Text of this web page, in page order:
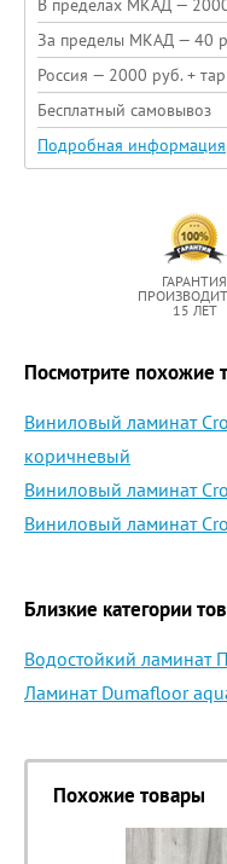
В пределах МКАД —
За пределы МКАД — 40
Россия — 2000 руб. +
Бесплатный самовывоз
Подробная информация
ГАРАНТИЯ
15 ЛЕТ
Посмотрите похожие
Виниловый ламинат
коричневый
Виниловый ламинат
Виниловый ламинат
Близкие категории
Водостойкий ламинат
Ламинат Dumafloor
Похожие товары